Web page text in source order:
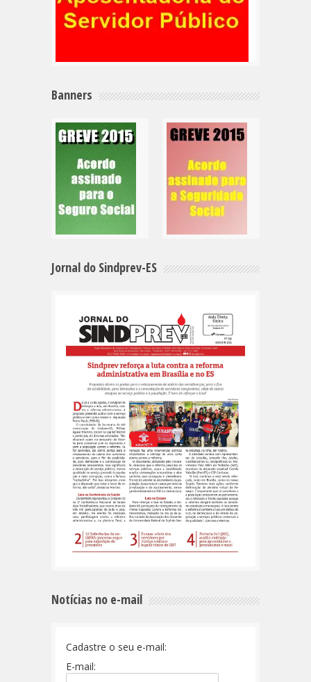
Banners
Jornal do Sindprev-ES
Notícias no e-mail
Cadastre o seu e-mail:
E-mail: